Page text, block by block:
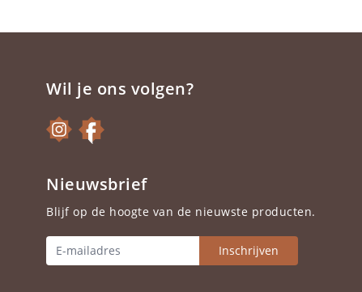
Wil je ons volgen?
Nieuwsbrief
Blijf op de hoogte van de nieuwste producten.
Inschrijven